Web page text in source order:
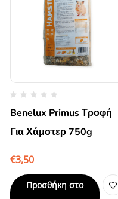
Benelux Primus Τροφή
Για Χάμστερ 750g
€3,50
Προσθήκη στο